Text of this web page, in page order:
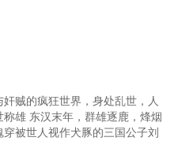
贼的疯狂世界，身处乱世，人
雄 东汉末年，群雄逐鹿，烽烟
被世人视作犬豚的三国公子刘